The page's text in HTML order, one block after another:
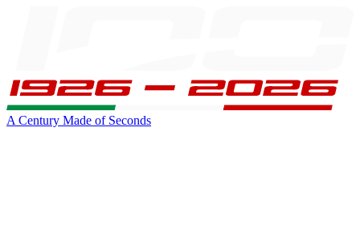
A Century Made of Seconds